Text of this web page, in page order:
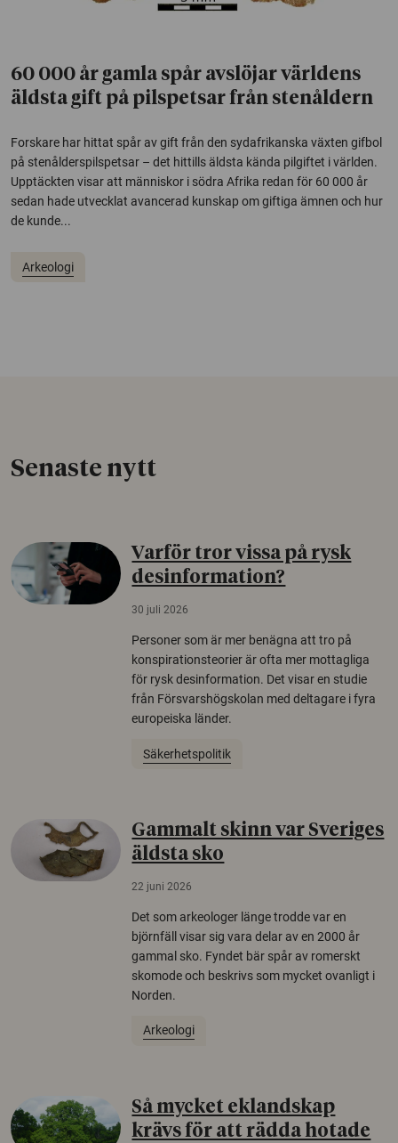
60 000 år gamla spår avslöjar världens
äldsta gift på pilspetsar från stenåldern
Forskare har hittat spår av gift från den sydafrikanska växten gifbol
på stenålderspilspetsar – det hittills äldsta kända pilgiftet i världen.
Upptäckten visar att människor i södra Afrika redan för 60 000 år
sedan hade utvecklat avancerad kunskap om giftiga ämnen och hur
de kunde...
Arkeologi
Senaste nytt
Varför tror vissa på rysk
desinformation?
30 juli 2026
Personer som är mer benägna att tro på
konspirationsteorier är ofta mer mottagliga
för rysk desinformation. Det visar en studie
från Försvarshögskolan med deltagare i fyra
europeiska länder.
Säkerhetspolitik
Gammalt skinn var Sveriges
äldsta sko
22 juni 2026
Det som arkeologer länge trodde var en
björnfäll visar sig vara delar av en 2000 år
gammal sko. Fyndet bär spår av romerskt
skomode och beskrivs som mycket ovanligt i
Norden.
Arkeologi
Så mycket eklandskap
krävs för att rädda hotade